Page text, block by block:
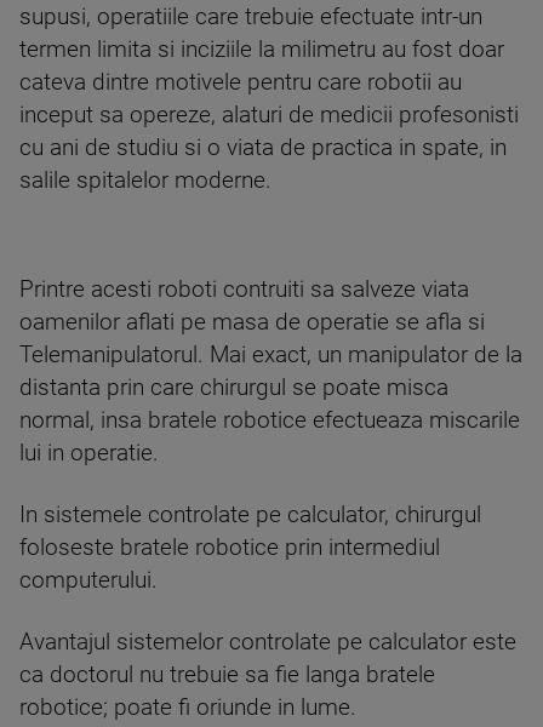
supusi, operatiile care trebuie efectuate intr-un
termen limita si inciziile la milimetru au fost doar
cateva dintre motivele pentru care robotii au
inceput sa opereze, alaturi de medicii profesonisti
cu ani de studiu si o viata de practica in spate, in
salile spitalelor moderne.
Printre acesti roboti contruiti sa salveze viata
oamenilor aflati pe masa de operatie se afla si
Telemanipulatorul. Mai exact, un manipulator de la
distanta prin care chirurgul se poate misca
normal, insa bratele robotice efectueaza miscarile
lui in operatie.
In sistemele controlate pe calculator, chirurgul
foloseste bratele robotice prin intermediul
computerului.
Avantajul sistemelor controlate pe calculator este
ca doctorul nu trebuie sa fie langa bratele
robotice; poate fi oriunde in lume.